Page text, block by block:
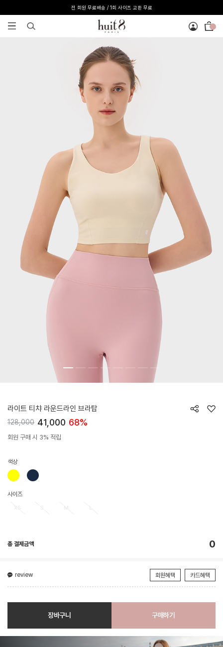
전 회원 무료배송 / 1회 사이즈 교환 무료
라이트 티챠 라운드라인 브라탑
128,000 41,000 68%
회원 구매 시 3% 적립
색상
사이즈
총 결제금액 0
review 회원혜택 카드혜택
장바구니 구매하기